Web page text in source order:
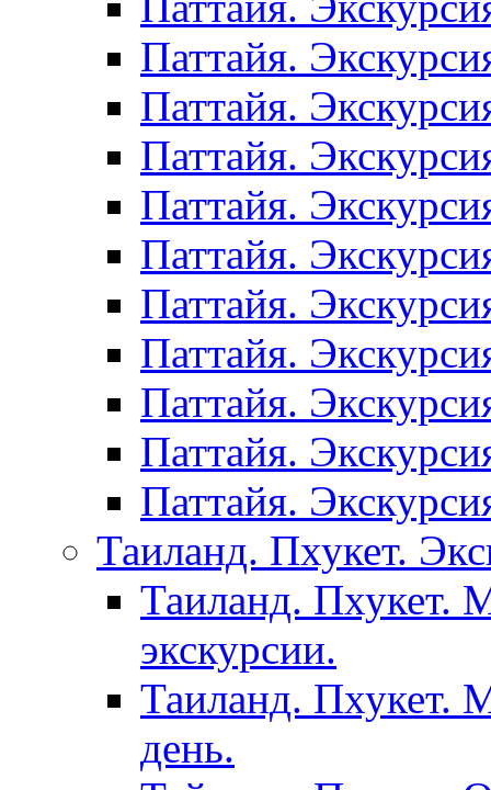
Паттайя.
Паттайя.
Паттайя.
Паттайя.
Паттайя.
Паттайя.
Паттайя.
Паттайя.
Паттайя.
Паттайя.
Таиланд. Пхукет.
Таиланд. Пхукет.
экскурсии.
Таиланд. Пхукет.
день.